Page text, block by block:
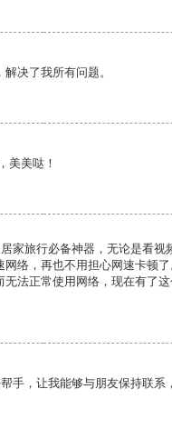
决了我所有问题。
美美哒！
家旅行必备神器，无论是看视
网络，再也不用担心网速卡顿
无法正常使用网络，现在有了
手，让我能够与朋友保持联系